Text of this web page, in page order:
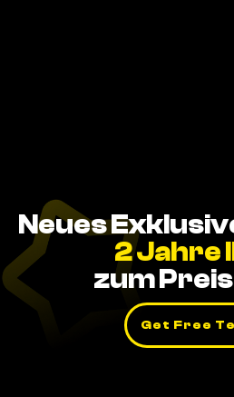
Neues
2 Jahre
zum Preis
Get Free